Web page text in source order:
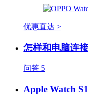
优惠直达 >
怎样和电脑连接
问答 5
Apple Watch